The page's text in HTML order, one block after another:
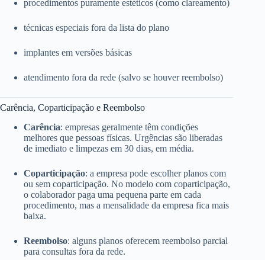
procedimentos puramente estéticos (como clareamento)
técnicas especiais fora da lista do plano
implantes em versões básicas
atendimento fora da rede (salvo se houver reembolso)
Carência, Coparticipação e Reembolso
Carência: empresas geralmente têm condições
melhores que pessoas físicas. Urgências são liberadas
de imediato e limpezas em 30 dias, em média.
Coparticipação: a empresa pode escolher planos com
ou sem coparticipação. No modelo com coparticipação,
o colaborador paga uma pequena parte em cada
procedimento, mas a mensalidade da empresa fica mais
baixa.
Reembolso: alguns planos oferecem reembolso parcial
para consultas fora da rede.